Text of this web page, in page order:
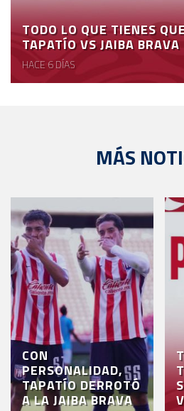
TODO LO QUE TIENES
TAPATÍO VS JAIBA BRAVA
HACE 6 DÍAS
MÁS
CON
PERSONALIDAD,
TAPATÍO DERROTÓ
A LA JAIBA BRAVA